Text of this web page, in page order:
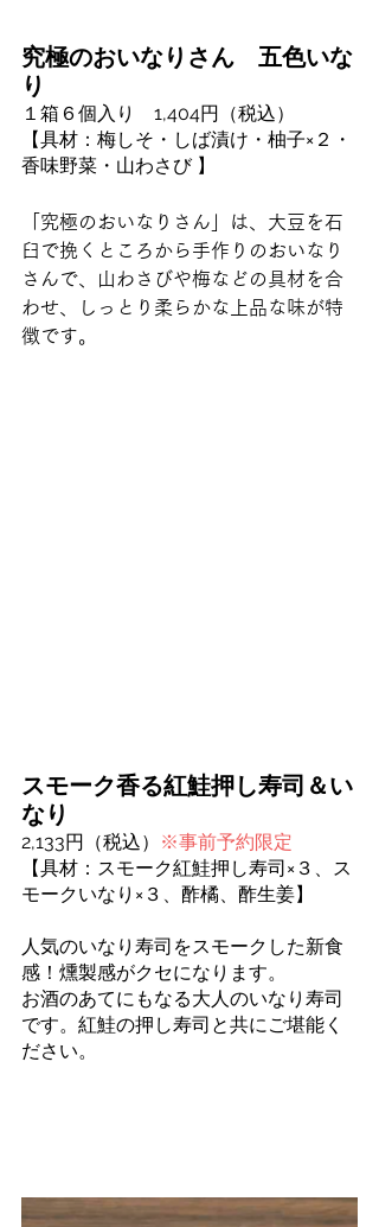
究極のおいなりさん　五色いな
り
１箱６個入り　1,404円（税込）
【具材：梅しそ・しば漬け・柚子×２・
香味野菜・山わさび 】
「究極のおいなりさん」は、大豆を石
臼で挽くところから手作りのおいなり
さんで、山わさびや梅などの具材を合
わせ、しっとり柔らかな上品な味が特
徴です。
スモーク香る紅鮭押し寿司＆い
なり
2,133円（税込）
※事前予約限定
【具材：スモーク紅鮭押し寿司×３、ス
モークいなり×３、酢橘、酢生姜】
人気のいなり寿司をスモークした新食
感！燻製感がクセになります。
お酒のあてにもなる大人のいなり寿司
です。紅鮭の押し寿司と共にご堪能く
ださい。